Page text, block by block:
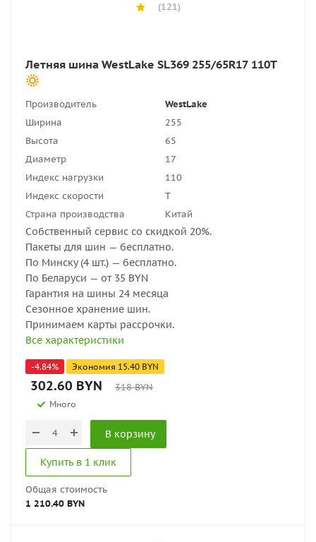
(121)
Летняя шина WestLake SL369 255/65R17 110T
Производитель
WestLake
Ширина
255
Высота
65
Диаметр
17
Индекс нагрузки
110
Индекс скорости
T
Страна производства
Китай
Собственный сервис со скидкой 20%.
Пакеты для шин — бесплатно.
По Минску (4 шт.) — бесплатно.
По Беларуси — от 35 BYN
Гарантия на шины 24 месяца
Сезонное хранение шин.
Принимаем карты рассрочки.
Все характеристики
-4.84% Экономия 15.40 BYN
302.60 BYN 318BYN
Много
В корзину
Купить в 1 клик
Общая стоимость
1 210.40 BYN